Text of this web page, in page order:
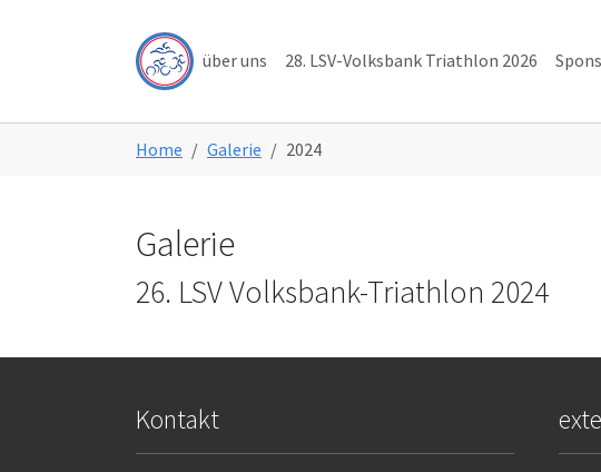
über uns 28. LSV-Volksbank Triathlon 2026
Home Galerie 2024
Galerie
26. LSV Volksbank-Triathlon 2024
Kontakt